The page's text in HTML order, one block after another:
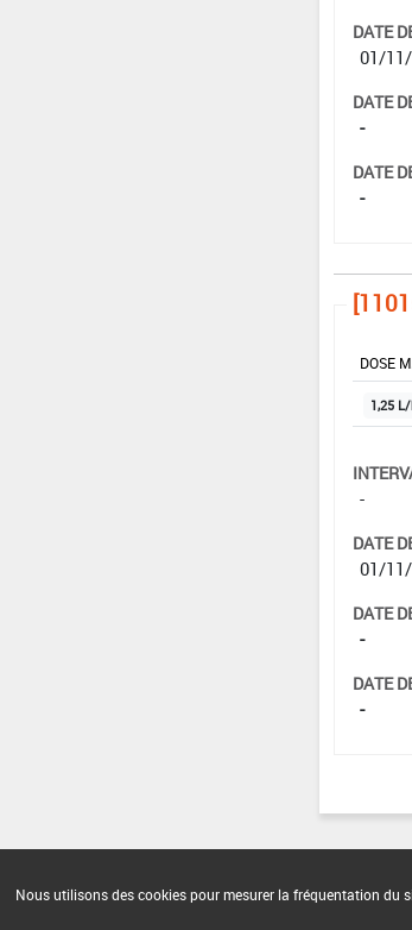
DATE
01/
DATE
-
DATE
-
DOSE
1,25
-
DATE
01/
DATE
-
DATE
-
Nous utilisons des cookies pour mesurer la fréquentation du